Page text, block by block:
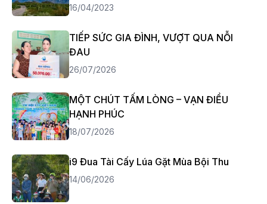
16/04/2023
TIẾP SỨC GIA ĐÌNH, VƯỢT QUA NỖI
ĐAU
26/07/2026
MỘT CHÚT TẤM LÒNG – VẠN ĐIỀU
HẠNH PHÚC
18/07/2026
i9 Đua Tài Cấy Lúa Gặt Mùa Bội Thu
14/06/2026